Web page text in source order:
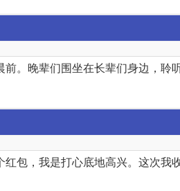
。晚辈们围坐在长辈们身边，聆
包，我是打心底地高兴。这次我